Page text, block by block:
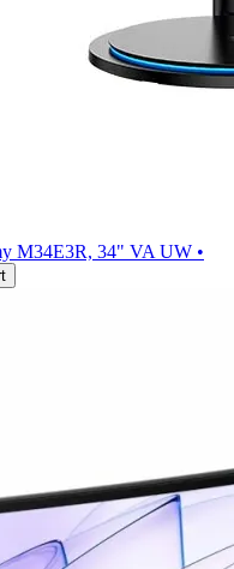
M34E3R, 34" VA UW •